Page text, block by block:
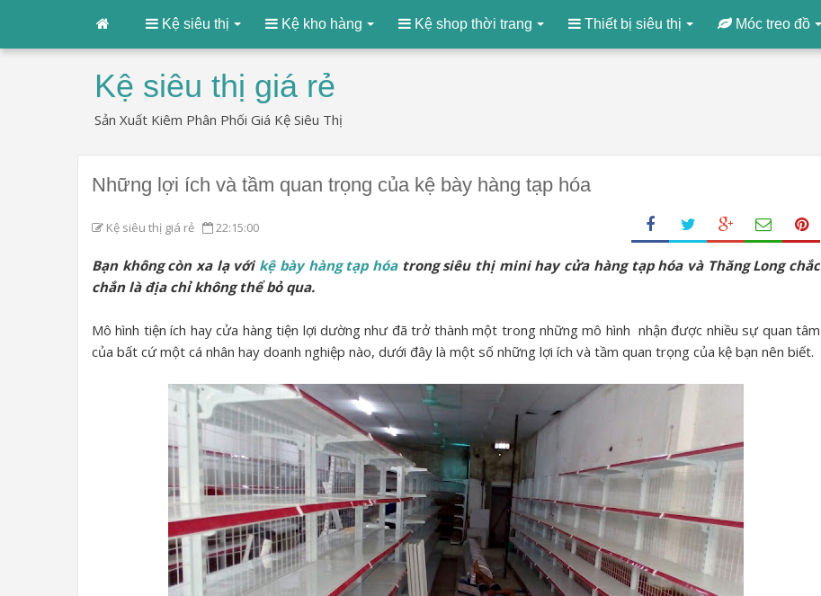
Kệ siêu thị Kệ kho hàng Kệ shop thời trang Thiết bị siêu thị Móc treo đồ
Kệ siêu thị giá rẻ
Sản Xuất Kiêm Phân Phối Giá Kệ Siêu Thị
Những lợi ích và tầm quan trọng của kệ bày hàng tạp hóa
Kệ siêu thị giá rẻ 22:15:00
Bạn không còn xa lạ với kệ bày hàng tạp hóatrong siêu thị mini hay cửa hàng tạp hóa và Thăng Long chắc
chắn là địa chỉ không thể bỏ qua.
Mô hình tiện ích hay cửa hàng tiện lợi dường như đã trở thành một trong những mô hình nhận được nhiều sự quan tâm
của bất cứ một cá nhân hay doanh nghiệp nào, dưới đây là một số những lợi ích và tầm quan trọng của kệ bạn nên biết.